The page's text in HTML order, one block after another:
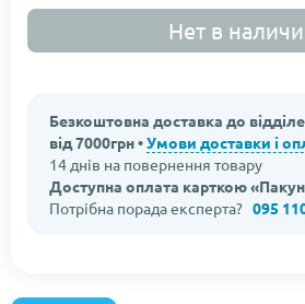
Нет в
Безкоштовна доставка до
від 7000грн •Умови доставки і
14 днів на повернення товару
Доступна оплата карткою
Потрібна порада експерта? 095